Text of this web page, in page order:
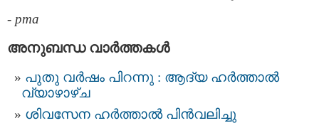
- pma
അനുബന്ധ വാര്‍ത്തകള്‍
പുതു വര്‍ഷം പിറന്നു : ആദ്യ ഹര്‍ത്താല്‍
വ്യാഴാഴ്ച
ശിവസേന ഹർത്താൽ പിൻവലിച്ചു